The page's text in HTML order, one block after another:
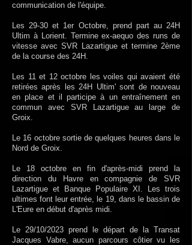
communication de l'équipe.
Les 29-30 et 1er Octobre, prend part au 24H
Ultim à Lorient. Termine ex-aequo des runs de
vitesse avec SVR Lazartigue et termine 2ème
de la course des 24H.
Les 11 et 12 octobre les voiles qui avaient été
retirées après les 24H Ultim' sont de nouveau
en place et il participe à un entraînement en
commun avec SVR Lazartigue au large de
Groix.
Le 16 octobre sortie de quelques heures dans le
Nord de Groix.
Le 18 octobre en fin d'après-midi prend la
direction du Havre en compagnie de SVR
Lazartigue et Banque Populaire XI. Les trois
ultimes font leur entrée, le 19, dans le bassin de
L'Eure en début d'après midi.
Le 29/10/2023 prend le départ de la Transat
Jacques Vabre, aucun parcours côtier vu les